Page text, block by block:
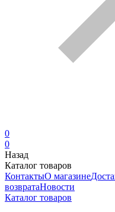
0
0
Назад
Каталог товаров
КонтактыО магазине
возвратаНовости
Каталог товаров